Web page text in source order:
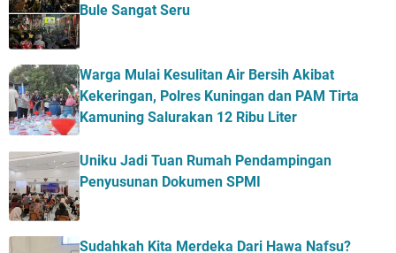
Bule Sangat Seru
Warga Mulai Kesulitan Air Bersih Akibat
Kekeringan, Polres Kuningan dan PAM Tirta
Kamuning Salurakan 12 Ribu Liter
Uniku Jadi Tuan Rumah Pendampingan
Penyusunan Dokumen SPMI
Sudahkah Kita Merdeka Dari Hawa Nafsu?